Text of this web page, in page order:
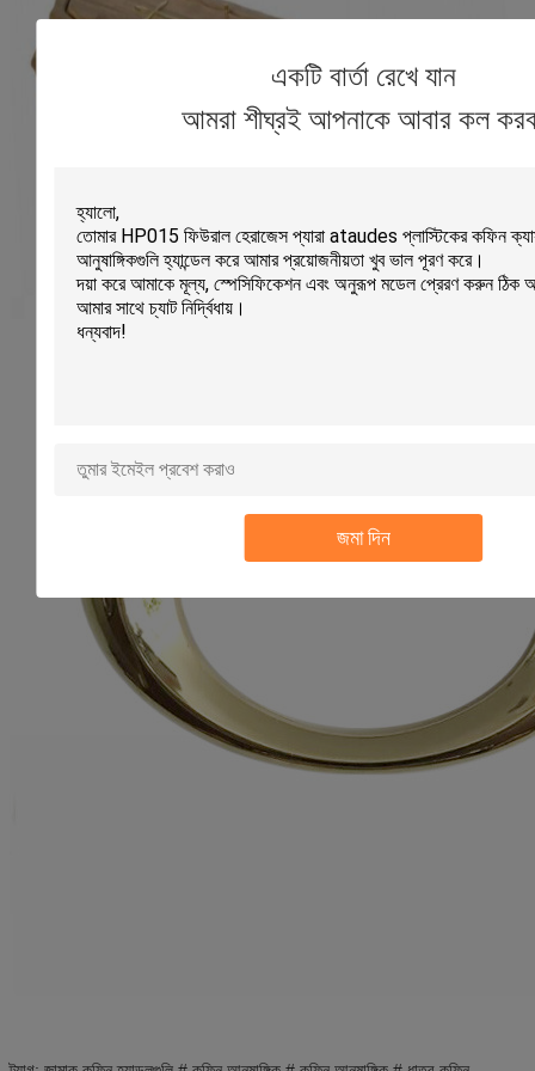
একটি বার্তা রেখে যান
আমরা শীঘ্রই আপনাকে আবার কল
জমা দিন